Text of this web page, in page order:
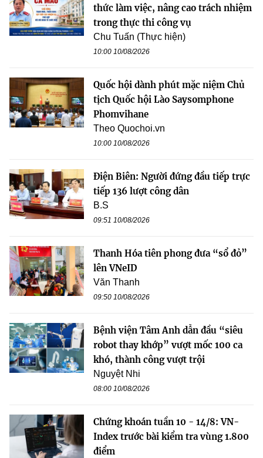
thức làm việc, nâng cao trách nhiệm
trong thực thi công vụ
Chu Tuấn (Thực hiện)
10:00 10/08/2026
Quốc hội dành phút mặc niệm Chủ
tịch Quốc hội Lào Saysomphone
Phomvihane
Theo Quochoi.vn
10:00 10/08/2026
Điện Biên: Người đứng đầu tiếp trực
tiếp 136 lượt công dân
B.S
09:51 10/08/2026
Thanh Hóa tiên phong đưa “sổ đỏ”
lên VNeID
Văn Thanh
09:50 10/08/2026
Bệnh viện Tâm Anh dẫn đầu “siêu
robot thay khớp” vượt mốc 100 ca
khó, thành công vượt trội
Nguyệt Nhi
08:00 10/08/2026
Chứng khoán tuần 10 - 14/8: VN-
Index trước bài kiểm tra vùng 1.800
điểm